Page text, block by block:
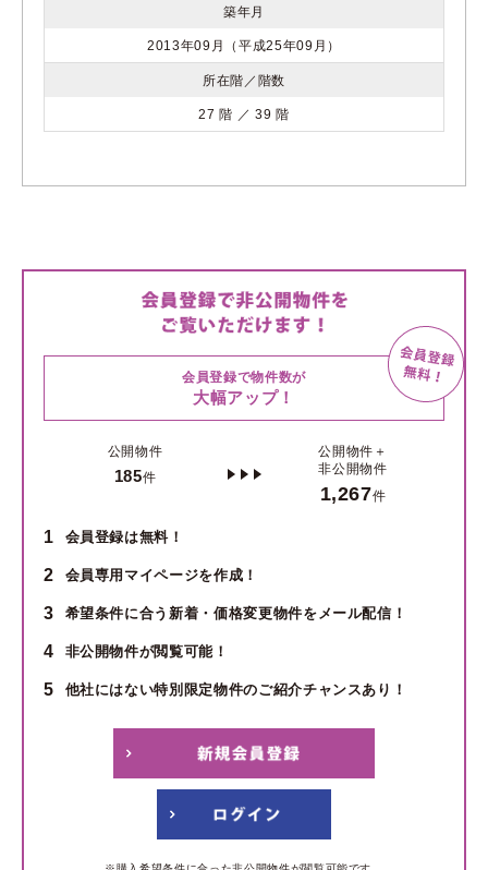
築年月
2013年09月（平成25年09月）
所在階／階数
27 階 ／ 39 階
会員登録で物件数が
大幅アップ！
公開物件
185件
公開物件＋
非公開物件
1,267件
1 会員登録は無料！
2 会員専用マイページを作成！
3 希望条件に合う新着・価格変更物件をメール配信！
4 非公開物件が閲覧可能！
5 他社にはない特別限定物件のご紹介チャンスあり！